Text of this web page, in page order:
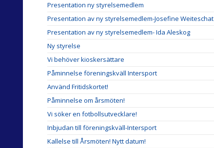
Presentation ny styrelsemedlem
Presentation av ny styrelsemedlem-Josefine Weiteschat
Presentation av ny styrelsemedlem- Ida Aleskog
Ny styrelse
Vi behöver kioskersättare
Påminnelse föreningskväll Intersport
Använd Fritidskortet!
Påminnelse om årsmöten!
Vi söker en fotbollsutvecklare!
Inbjudan till föreningskväll-Intersport
Kallelse till Årsmöten! Nytt datum!